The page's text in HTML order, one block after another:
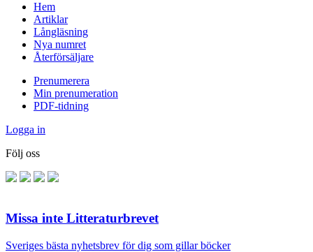
Hem
Artiklar
Långläsning
Nya numret
Återförsäljare
Prenumerera
Min prenumeration
PDF-tidning
Logga in
Följ oss
Missa inte Litteraturbrevet
Sveriges bästa nyhetsbrev för dig som gillar böcker